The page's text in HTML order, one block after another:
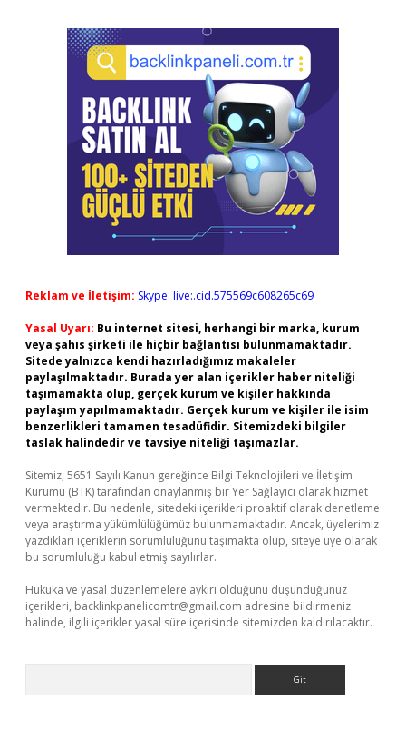
Reklam ve İletişim: Skype: live:.cid.575569c608265c69
Yasal Uyarı: Bu internet sitesi, herhangi bir marka, kurum
veya şahıs şirketi ile hiçbir bağlantısı bulunmamaktadır.
Sitede yalnızca kendi hazırladığımız makaleler
paylaşılmaktadır. Burada yer alan içerikler haber niteliği
taşımamakta olup, gerçek kurum ve kişiler hakkında
paylaşım yapılmamaktadır. Gerçek kurum ve kişiler ile isim
benzerlikleri tamamen tesadüfidir. Sitemizdeki bilgiler
taslak halindedir ve tavsiye niteliği taşımazlar.
Sitemiz, 5651 Sayılı Kanun gereğince Bilgi Teknolojileri ve İletişim
Kurumu (BTK) tarafından onaylanmış bir Yer Sağlayıcı olarak hizmet
vermektedir. Bu nedenle, sitedeki içerikleri proaktif olarak denetleme
veya araştırma yükümlülüğümüz bulunmamaktadır. Ancak, üyelerimiz
yazdıkları içeriklerin sorumluluğunu taşımakta olup, siteye üye olarak
bu sorumluluğu kabul etmiş sayılırlar.
Hukuka ve yasal düzenlemelere aykırı olduğunu düşündüğünüz
içerikleri, backlinkpanelicomtr@gmail.com adresine bildirmeniz
halinde, ilgili içerikler yasal süre içerisinde sitemizden kaldırılacaktır.